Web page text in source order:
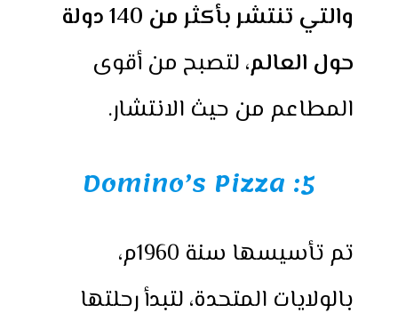
والتي تنتشر بأكثر من 140 دولة
حول العالم، لتصبح من أقوى
المطاعم من حيث الانتشار.
5: Domino’s Pizza
تم تأسيسها سنة 1960م،
بالولايات المتحدة، لتبدأ رحلتها